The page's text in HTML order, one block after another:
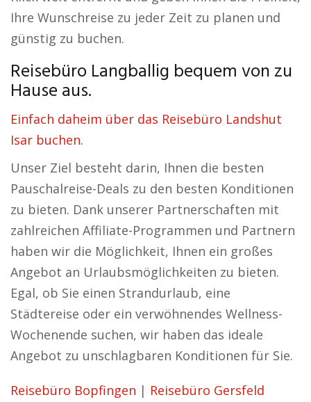
Ihre Wunschreise zu jeder Zeit zu planen und
günstig zu buchen.
Reisebüro Langballig bequem von zu
Hause aus.
Einfach daheim über das Reisebüro Landshut
Isar buchen.
Unser Ziel besteht darin, Ihnen die besten
Pauschalreise-Deals zu den besten Konditionen
zu bieten. Dank unserer Partnerschaften mit
zahlreichen Affiliate-Programmen und Partnern
haben wir die Möglichkeit, Ihnen ein großes
Angebot an Urlaubsmöglichkeiten zu bieten.
Egal, ob Sie einen Strandurlaub, eine
Städtereise oder ein verwöhnendes Wellness-
Wochenende suchen, wir haben das ideale
Angebot zu unschlagbaren Konditionen für Sie.
Reisebüro Bopfingen | Reisebüro Gersfeld